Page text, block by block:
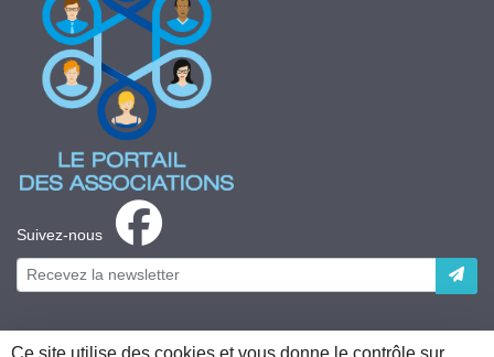
Suivez-nous
Ce site utilise des cookies et vous donne le contrôle sur